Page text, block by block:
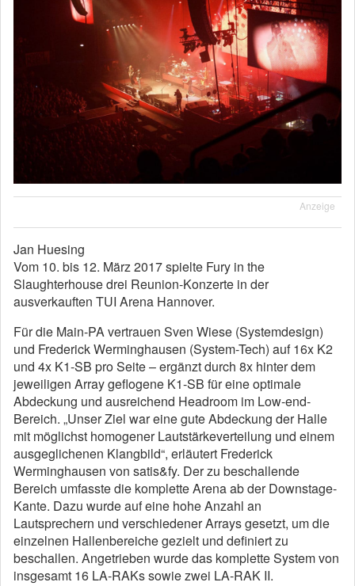
Anzeige
Jan Huesing
Vom 10. bis 12. März 2017 spielte Fury in the
Slaughterhouse drei Reunion-Konzerte in der
ausverkauften TUI Arena Hannover.
Für die Main-PA vertrauen Sven Wiese (Systemdesign)
und Frederick Werminghausen (System-Tech) auf 16x K2
und 4x K1-SB pro Seite – ergänzt durch 8x hinter dem
jeweiligen Array geflogene K1-SB für eine optimale
Abdeckung und ausreichend Headroom im Low-end-
Bereich. „Unser Ziel war eine gute Abdeckung der Halle
mit möglichst homogener Lautstärkeverteilung und einem
ausgeglichenen Klangbild“, erläutert Frederick
Werminghausen von satis&fy. Der zu beschallende
Bereich umfasste die komplette Arena ab der Downstage-
Kante. Dazu wurde auf eine hohe Anzahl an
Lautsprechern und verschiedener Arrays gesetzt, um die
einzelnen Hallenbereiche gezielt und definiert zu
beschallen. Angetrieben wurde das komplette System von
insgesamt 16 LA-RAKs sowie zwei LA-RAK II.